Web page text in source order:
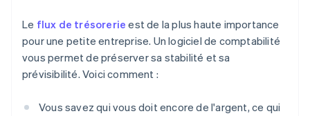
Le flux de trésorerie est de la plus haute importance
pour une petite entreprise. Un logiciel de comptabilité
vous permet de préserver sa stabilité et sa
prévisibilité. Voici comment :
Vous savez qui vous doit encore de l'argent, ce qui